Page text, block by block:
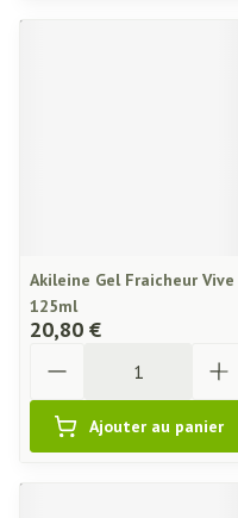
Akileine Gel Fraicheur Vive
125ml
20,80 €
Ajouter au panier